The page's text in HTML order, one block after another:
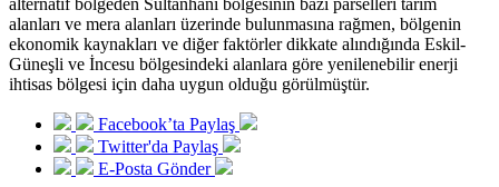
alanları ve mera alanları üzerinde bulunmasına rağmen, bölgenin
ekonomik kaynakları ve diğer faktörler dikkate alındığında Eskil-
Güneşli ve İncesu bölgesindeki alanlara göre yenilenebilir enerji
ihtisas bölgesi için daha uygun olduğu görülmüştür.
Facebook’ta Paylaş
Twitter'da Paylaş
E-Posta Gönder